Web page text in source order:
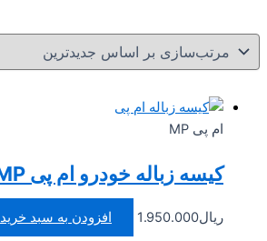
ام پی MP
کیسه زباله خودرو ام پی MP
ریال1.950.000 افزودن به سبد خرید